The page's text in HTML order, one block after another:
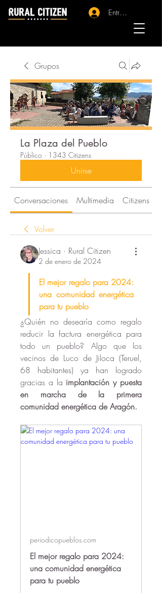
Entrar - Registro
Grupos
La Plaza del Pueblo
Público · 1343 Citizens
Unirse
Conversaciones Multimedia Citizens
Volver
Jessica · Rural Citizen
2 de enero de 2024
El mejor regalo para 2024:
una comunidad energética
para tu pueblo
¿Quién no desearía como regalo
reducir la factura energética para
todo un pueblo? Algo que los
vecinos de Luco de Jiloca (Teruel,
68 habitantes) ya han logrado
gracias a la implantación y puesta
en marcha de la primera
comunidad energética de Aragón.
periodicopueblos.com
El mejor regalo para 2024:
una comunidad energética
para tu pueblo